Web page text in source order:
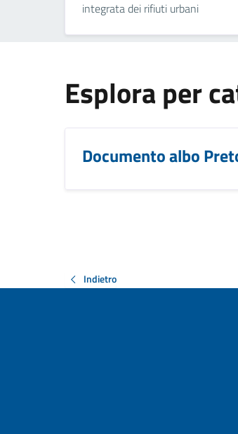
integrata dei rifiuti urbani
Esplora per
Documento albo
Indietro